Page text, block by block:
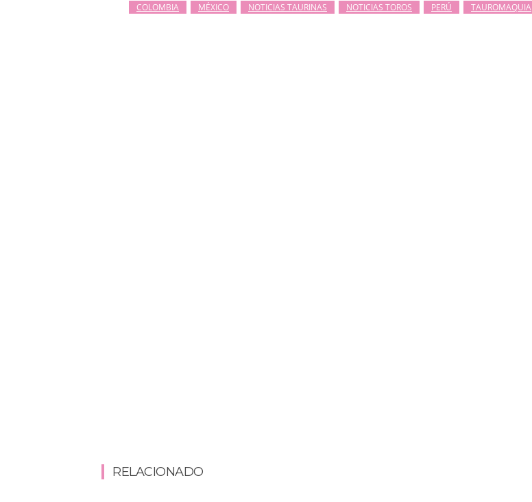
COLOMBIA MÉXICO NOTICIAS TAURINAS NOTICIAS TOROS PERÚ TAUROMAQUIA
RELACIONADO